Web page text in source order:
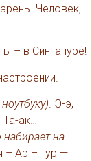
Человек,
– в Сингапуре!
. Э-э,
Та-ак…
набирает на
– Ар – тур —